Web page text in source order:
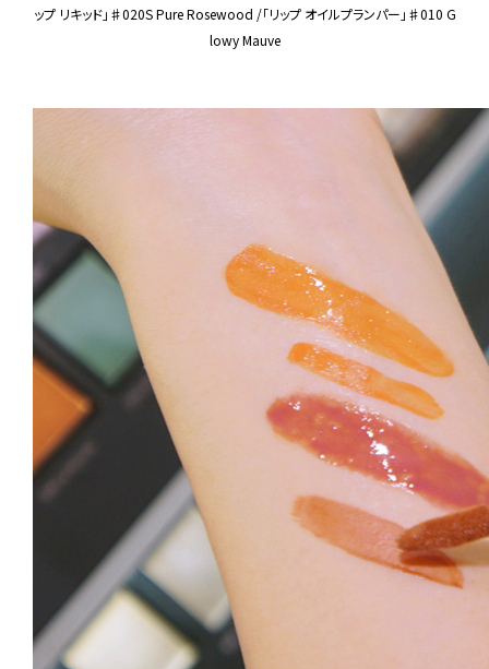
ップ リキッド」♯020S Pure Rosewood /「リップ オイルプランパー」♯010 G
lowy Mauve